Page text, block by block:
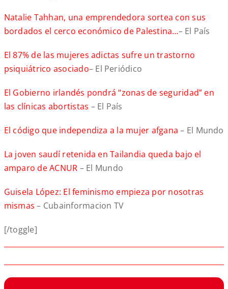
Natalie Tahhan, una emprendedora sortea con sus
bordados el cerco económico de Palestina…– El País
El 87% de las mujeres adictas sufre un trastorno
psiquiátrico asociado– El Periódico
El Gobierno irlandés pondrá “zonas de seguridad” en
las clínicas abortistas – El País
El código que independiza a la mujer afgana – El Mundo
La joven saudí retenida en Tailandia queda bajo el
amparo de ACNUR – El Mundo
Guisela López: El feminismo empieza por nosotras
mismas– Cubainformacion TV
[/toggle]